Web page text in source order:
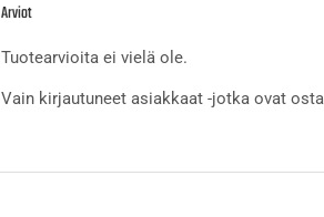
Arviot
Tuotearvioita ei vielä ole.
Vain kirjautuneet asiakkaat -jotka ovat